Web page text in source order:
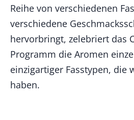
Reihe von verschiedenen
verschiedene
hervorbringt, zelebriert das
Programm die Aromen
einzigartiger Fasstypen, die
haben.